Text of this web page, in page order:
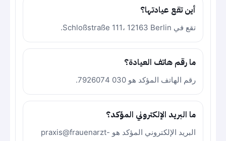
أين تقع عيادتها؟
تقع في Schloßstraße 111، 12163 Berlin.
ما رقم هاتف العيادة؟
رقم الهاتف المؤكد هو 030 7926074.
ما البريد الإلكتروني المؤكد؟
البريد الإلكتروني المؤكد هو praxis@frauenarzt-